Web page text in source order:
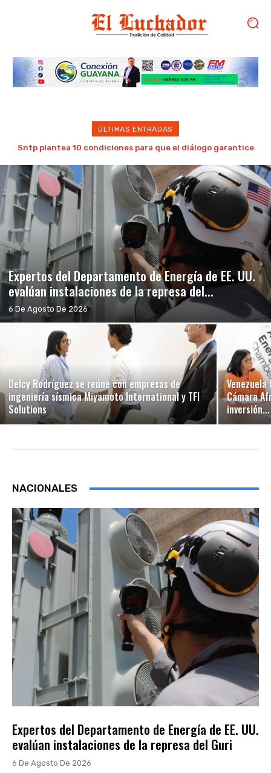
ÚLTIMAS ENTRADAS
Venezuela vence a Brasil por primera vez y clasifica a la
Expertos del Departamento de Energía de EE. UU.
evalúan instalaciones de la represa del...
6 De Agosto De 2026
Delcy Rodríguez se reúne con empresas de
ingeniería sísmica Miyamoto International y TFI
Solutions
Cámara
inversión...
NACIONALES
Expertos del Departamento de Energía de EE. UU.
evalúan instalaciones de la represa del Guri
6 De Agosto De 2026